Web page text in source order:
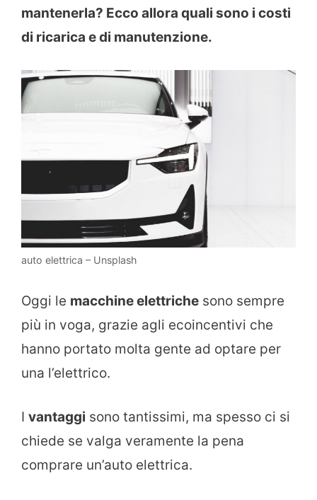
mantenerla? Ecco allora quali sono i costi
di ricarica e di manutenzione.
auto elettrica – Unsplash
Oggi le macchine elettriche sono sempre
più in voga, grazie agli ecoincentivi che
hanno portato molta gente ad optare per
una l’elettrico.
I vantaggi sono tantissimi, ma spesso ci si
chiede se valga veramente la pena
comprare un’auto elettrica.